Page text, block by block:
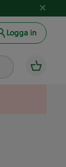
Logga in